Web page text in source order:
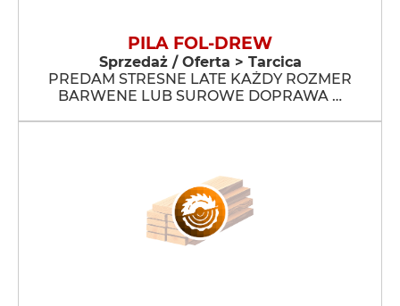
PILA FOL-DREW
Sprzedaż / Oferta > Tarcica
PREDAM STRESNE LATE KAŻDY ROZMER
BARWENE LUB SUROWE DOPRAWA …